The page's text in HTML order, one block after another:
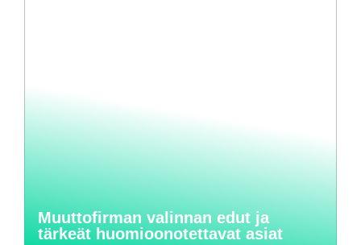
Muuttofirman valinnan edut ja
tärkeät huomioonotettavat asiat